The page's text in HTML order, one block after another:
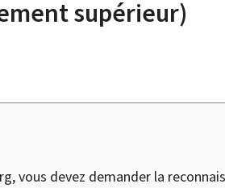
supérieur)
vous devez demander la